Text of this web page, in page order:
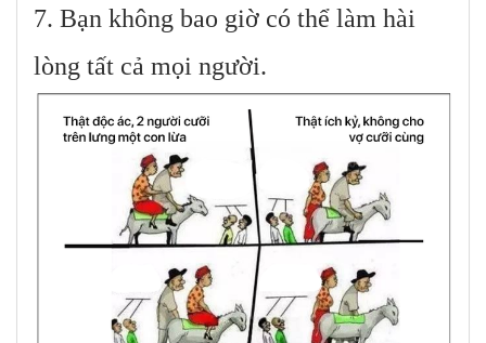
7. Bạn không bao giờ có thể làm hài
lòng tất cả mọi người.